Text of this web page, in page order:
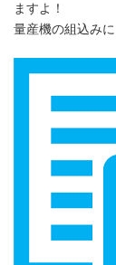
ますよ！
量産機の組込み